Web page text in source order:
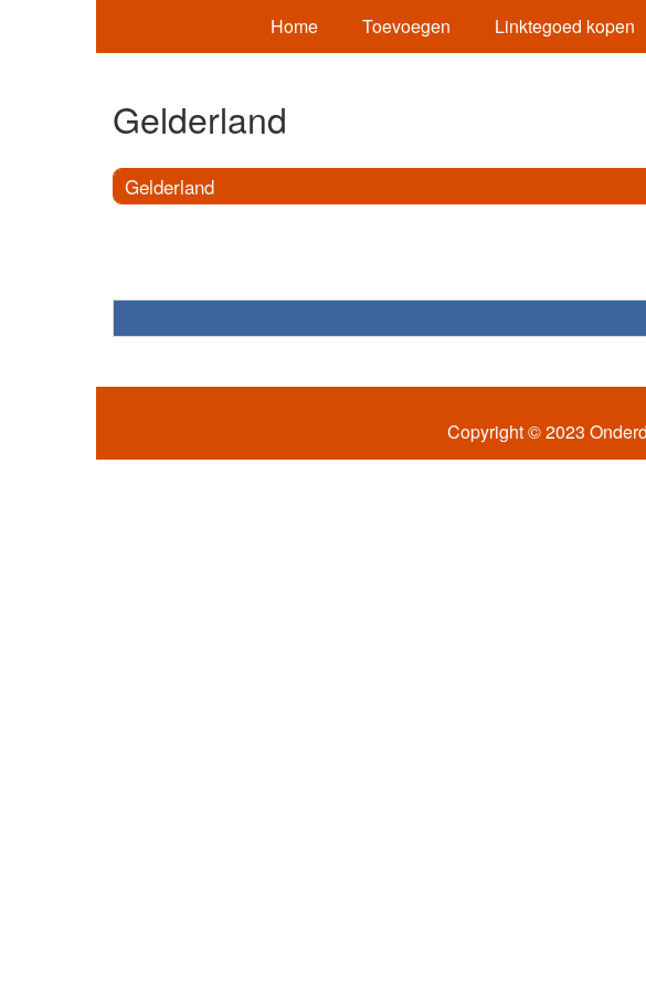
Home Toevoegen Linktegoed kopen
Gelderland
Gelderland
Copyright © 2023